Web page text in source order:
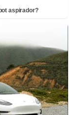
aspirador?